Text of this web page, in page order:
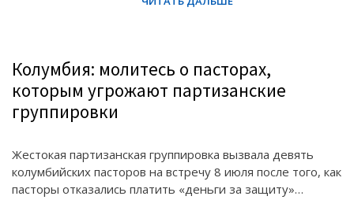
Колумбия: молитесь о пасторах,
которым угрожают партизанские
группировки
Жестокая партизанская группировка вызвала девять
колумбийских пасторов на встречу 8 июля после того, как
пасторы отказались платить «деньги за защиту»…